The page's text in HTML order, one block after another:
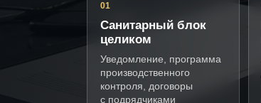
01
Санитарный блок
целиком
Уведомление, программа
производственного
контроля, договоры
с подрядчиками